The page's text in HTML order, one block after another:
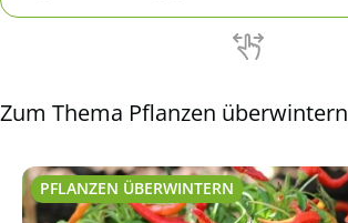
Zum Thema Pflanzen überwintern
PFLANZEN ÜBERWINTERN